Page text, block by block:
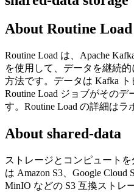
About Routine Load
Routine Load は、Apache
を使用して、データを継続的
方法です。データは Kafka ト
Routine Load ジョブがそのデ
す。Routine Load の詳細はラ
About shared-data
ストレージとコンピュート
は Amazon S3、Google Cloud
MinIO などの S3 互換ストレ